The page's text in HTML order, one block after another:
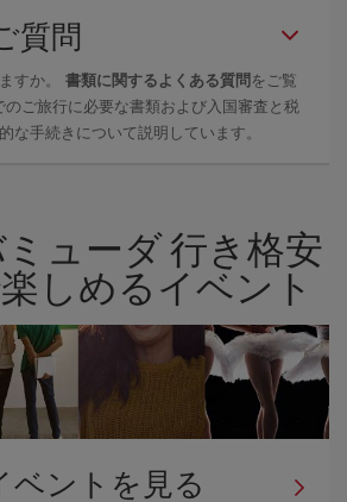
質問
すか。 書類に関するよくある質問 をご覧
のご旅行に必要な書類および入国審査と税
な手続きについて説明しています。
ミューダ 行き格安
しめるイベント
ベントを見る